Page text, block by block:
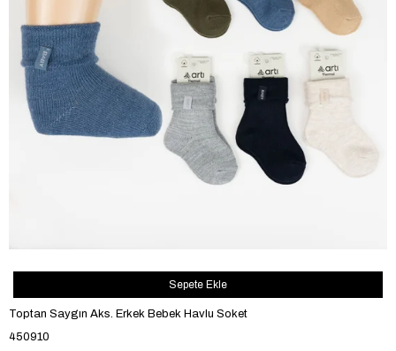
Toptan Saygın Aks. Erkek Bebek Havlu Soket
450910
Sepete Ekle